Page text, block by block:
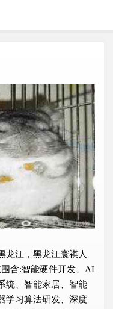
龙江，黑龙江寰祺人
含:智能硬件开发、AI
统、智能家居、智能
学习算法研发、深度